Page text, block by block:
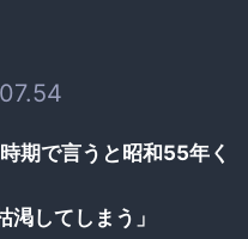
期で言うと昭和55年く
渇してしまう」